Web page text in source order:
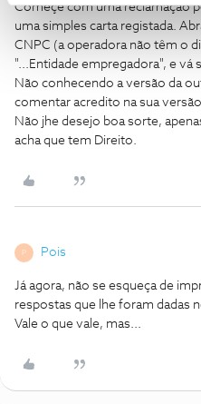
Começe com uma reclamação
uma simples carta registada.
CNPC (a operadora não têm o
"...Entidade empregadora", e vá
Não conhecendo a versão da
comentar acredito na sua
Não jhe desejo boa sorte,
acha que tem Direito.
P Pois
Já agora, não se esqueça de
respostas que lhe foram dadas
Vale o que vale, mas...